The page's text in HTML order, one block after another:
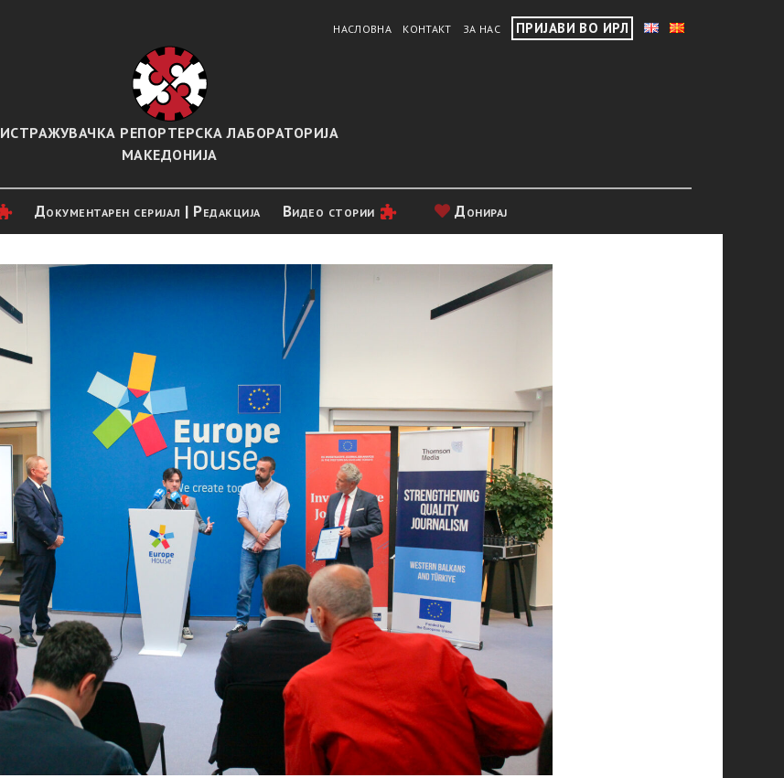
НАСЛОВНА КОНТАКТ ЗА НАС ПРИЈАВИ ВО ИРЛ
ИСТРАЖУВАЧКА РЕПОРТЕРСКА ЛАБОРАТОРИЈА
МАКЕДОНИЈА
Документарен серијал | Редакција Видео стории Донирај